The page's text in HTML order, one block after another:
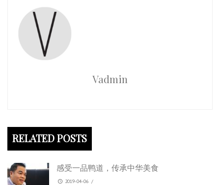
Vadmin
RELATED POSTS
感受一品鸭道，传承中华美食
2019-04-06 /